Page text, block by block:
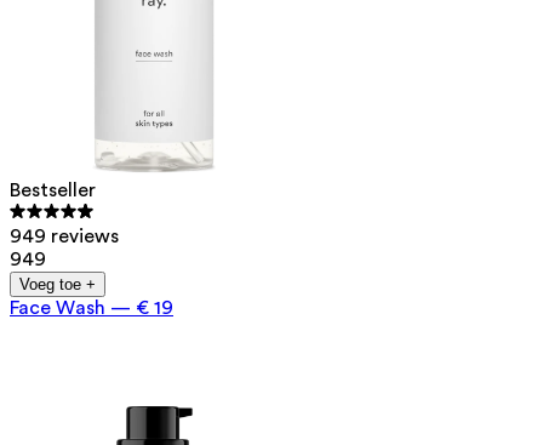
Bestseller
949 reviews
949
Voeg toe +
Face Wash — € 19